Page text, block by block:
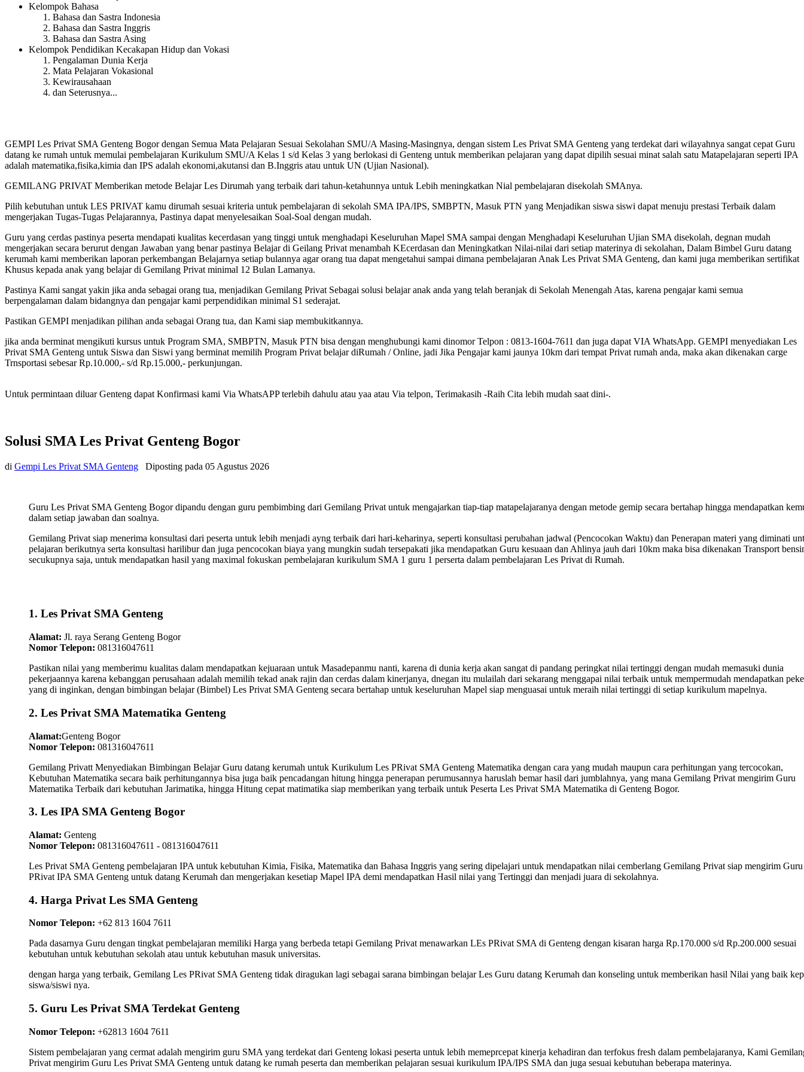
Kelompok Bahasa
Bahasa dan Sastra Indonesia
Bahasa dan Sastra Inggris
Bahasa dan Sastra Asing
Kelompok Pendidikan Kecakapan Hidup dan Vokasi
Pengalaman Dunia Kerja
Mata Pelajaran Vokasional
Kewirausahaan
dan Seterusnya...
GEMPI Les Privat SMA Genteng Bogor dengan Semua Mata Pelajaran Sesuai Sekolahan SMU/A Masing-Masingnya, dengan sistem Les Privat SMA Genteng yang terdekat dari wilayahnya sangat cepat Guru
datang ke rumah untuk memulai pembelajaran Kurikulum SMU/A Kelas 1 s/d Kelas 3 yang berlokasi di Genteng untuk memberikan pelajaran yang dapat dipilih sesuai minat salah satu Matapelajaran seperti IPA
adalah matematika,fisika,kimia dan IPS adalah ekonomi,akutansi dan B.Inggris atau untuk UN (Ujian Nasional).
GEMILANG PRIVAT Memberikan metode Belajar Les Dirumah yang terbaik dari tahun-ketahunnya untuk Lebih meningkatkan Nial pembelajaran disekolah SMAnya.
Pilih kebutuhan untuk LES PRIVAT kamu dirumah sesuai kriteria untuk pembelajaran di sekolah SMA IPA/IPS, SMBPTN, Masuk PTN yang Menjadikan siswa siswi dapat menuju prestasi Terbaik dalam
mengerjakan Tugas-Tugas Pelajarannya, Pastinya dapat menyelesaikan Soal-Soal dengan mudah.
Guru yang cerdas pastinya peserta mendapati kualitas kecerdasan yang tinggi untuk menghadapi Keseluruhan Mapel SMA sampai dengan Menghadapi Keseluruhan Ujian SMA disekolah, degnan mudah
mengerjakan secara berurut dengan Jawaban yang benar pastinya Belajar di Geilang Privat menambah KEcerdasan dan Meningkatkan Nilai-nilai dari setiap materinya di sekolahan, Dalam Bimbel Guru datang
kerumah kami memberikan laporan perkembangan Belajarnya setiap bulannya agar orang tua dapat mengetahui sampai dimana pembelajaran Anak Les Privat SMA Genteng, dan kami juga memberikan sertifikat
Khusus kepada anak yang belajar di Gemilang Privat minimal 12 Bulan Lamanya.
Pastinya Kami sangat yakin jika anda sebagai orang tua, menjadikan Gemilang Privat Sebagai solusi belajar anak anda yang telah beranjak di Sekolah Menengah Atas, karena pengajar kami semua
berpengalaman dalam bidangnya dan pengajar kami perpendidikan minimal S1 sederajat.
Pastikan GEMPI menjadikan pilihan anda sebagai Orang tua, dan Kami siap membukitkannya.
jika anda berminat mengikuti kursus untuk Program SMA, SMBPTN, Masuk PTN bisa dengan menghubungi kami dinomor Telpon : 0813-1604-7611 dan juga dapat VIA WhatsApp. GEMPI menyediakan Les
Privat SMA Genteng untuk Siswa dan Siswi yang berminat memilih Program Privat belajar diRumah / Online, jadi Jika Pengajar kami jaunya 10km dari tempat Privat rumah anda, maka akan dikenakan carge
Trnsportasi sebesar Rp.10.000,- s/d Rp.15.000,- perkunjungan.
Untuk permintaan diluar Genteng dapat Konfirmasi kami Via WhatsAPP terlebih dahulu atau yaa atau Via telpon, Terimakasih -Raih Cita lebih mudah saat dini-.
Solusi SMA Les Privat Genteng Bogor
di Gempi Les Privat SMA Genteng Diposting pada 05 Agustus 2026
Guru Les Privat SMA Genteng Bogor dipandu dengan guru pembimbing dari Gemilang Privat untuk mengajarkan tiap-tiap matapelajaranya dengan metode gemip secara bertahap hingga mendapatkan
dalam setiap jawaban dan soalnya.
Gemilang Privat siap menerima konsultasi dari peserta untuk lebih menjadi ayng terbaik dari hari-keharinya, seperti konsultasi perubahan jadwal (Pencocokan Waktu) dan Penerapan materi yang diminati
pelajaran berikutnya serta konsultasi harilibur dan juga pencocokan biaya yang mungkin sudah tersepakati jika mendapatkan Guru kesuaan dan Ahlinya jauh dari 10km maka bisa dikenakan Transport
secukupnya saja, untuk mendapatkan hasil yang maximal fokuskan pembelajaran kurikulum SMA 1 guru 1 perserta dalam pembelajaran Les Privat di Rumah.
1. Les Privat SMA Genteng
Alamat: Jl. raya Serang Genteng Bogor
Nomor Telepon: 081316047611
Pastikan nilai yang memberimu kualitas dalam mendapatkan kejuaraan untuk Masadepanmu nanti, karena di dunia kerja akan sangat di pandang peringkat nilai tertinggi dengan mudah memasuki dunia
pekerjaannya karena kebanggan perusahaan adalah memilih tekad anak rajin dan cerdas dalam kinerjanya, dnegan itu mulailah dari sekarang menggapai nilai terbaik untuk mempermudah mendapatkan
yang di inginkan, dengan bimbingan belajar (Bimbel) Les Privat SMA Genteng secara bertahap untuk keseluruhan Mapel siap menguasai untuk meraih nilai tertinggi di setiap kurikulum mapelnya.
2. Les Privat SMA Matematika Genteng
Alamat:Genteng Bogor
Nomor Telepon: 081316047611
Gemilang Privatt Menyediakan Bimbingan Belajar Guru datang kerumah untuk Kurikulum Les PRivat SMA Genteng Matematika dengan cara yang mudah maupun cara perhitungan yang tercocokan,
Kebutuhan Matematika secara baik perhitungannya bisa juga baik pencadangan hitung hingga penerapan perumusannya haruslah bemar hasil dari jumblahnya, yang mana Gemilang Privat mengirim Guru
Matematika Terbaik dari kebutuhan Jarimatika, hingga Hitung cepat matimatika siap memberikan yang terbaik untuk Peserta Les Privat SMA Matematika di Genteng Bogor.
3. Les IPA SMA Genteng Bogor
Alamat: Genteng
Nomor Telepon: 081316047611 - 081316047611
Les Privat SMA Genteng pembelajaran IPA untuk kebutuhan Kimia, Fisika, Matematika dan Bahasa Inggris yang sering dipelajari untuk mendapatkan nilai cemberlang Gemilang Privat siap mengirim
PRivat IPA SMA Genteng untuk datang Kerumah dan mengerjakan kesetiap Mapel IPA demi mendapatkan Hasil nilai yang Tertinggi dan menjadi juara di sekolahnya.
4. Harga Privat Les SMA Genteng
Nomor Telepon: +62 813 1604 7611
Pada dasarnya Guru dengan tingkat pembelajaran memiliki Harga yang berbeda tetapi Gemilang Privat menawarkan LEs PRivat SMA di Genteng dengan kisaran harga Rp.170.000 s/d Rp.200.000 sesuai
kebutuhan untuk kebutuhan sekolah atau untuk kebutuhan masuk universitas.
dengan harga yang terbaik, Gemilang Les PRivat SMA Genteng tidak diragukan lagi sebagai sarana bimbingan belajar Les Guru datang Kerumah dan konseling untuk memberikan hasil Nilai yang baik
siswa/siswi nya.
5. Guru Les Privat SMA Terdekat Genteng
Nomor Telepon: +62813 1604 7611
Sistem pembelajaran yang cermat adalah mengirim guru SMA yang terdekat dari Genteng lokasi peserta untuk lebih memeprcepat kinerja kehadiran dan terfokus fresh dalam pembelajaranya, Kami
Privat mengirim Guru Les Privat SMA Genteng untuk datang ke rumah peserta dan memberikan pelajaran sesuai kurikulum IPA/IPS SMA dan juga sesuai kebutuhan beberapa materinya.